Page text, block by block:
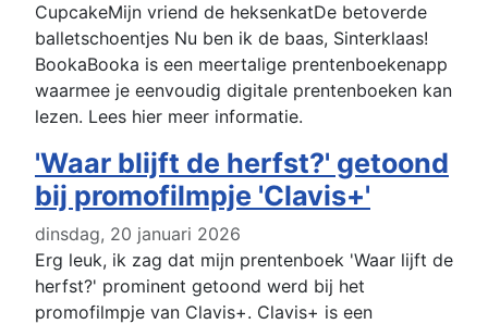
CupcakeMijn vriend de heksenkatDe betoverde
balletschoentjes Nu ben ik de baas, Sinterklaas!
BookaBooka is een meertalige prentenboekenapp
waarmee je eenvoudig digitale prentenboeken kan
lezen. Lees hier meer informatie.
'Waar blijft de herfst?' getoond
bij promofilmpje 'Clavis+'
dinsdag, 20 januari 2026
Erg leuk, ik zag dat mijn prentenboek 'Waar lijft de
herfst?' prominent getoond werd bij het
promofilmpje van Clavis+. Clavis+ is een